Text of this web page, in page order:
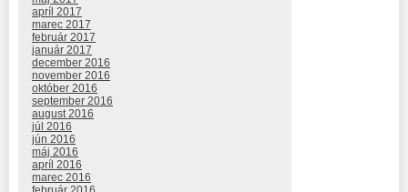
apríl 2017
marec 2017
február 2017
január 2017
december 2016
november 2016
október 2016
september 2016
august 2016
júl 2016
jún 2016
máj 2016
apríl 2016
marec 2016